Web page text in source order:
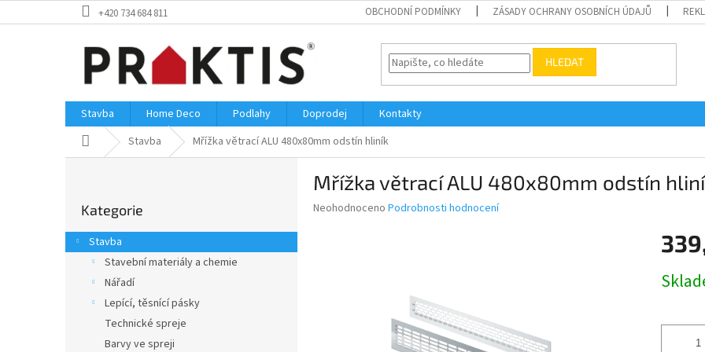
na
+420 734 684 811 OBCHODNÍ PODMÍNKY ZÁSADY OCHRANY OSOBNÍCH ÚDAJŮ
HLEDAT
Stavba Home Deco Podlahy Doprodej
Kontakty
Domů Stavba Mřížka větrací ALU 480x80mm odstín hliník
r
a
kategorie
Kategorie
Stavba
Stavební materiály a chemie
Nářadí
Lepící, těsnící pásky
Technické spreje
Barvy ve spreji
Mřížka větrací ALU 480x80mm odstín
Průměrné
Neohodnoceno Podrobnosti hodnocení
cena: